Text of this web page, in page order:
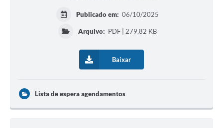
Publicado em: 06/10/2025
Arquivo: PDF | 279,82 KB
Baixar
Lista de espera agendamentos